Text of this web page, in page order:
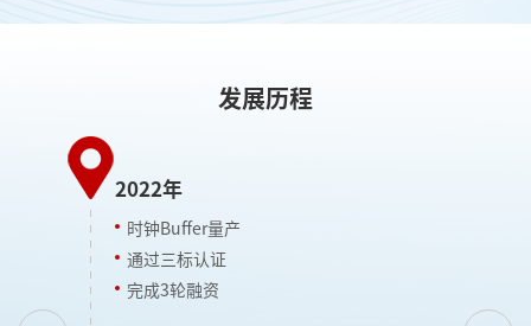
发展历程
2022年
时钟Buffer量产
通过三标认证
完成3轮融资